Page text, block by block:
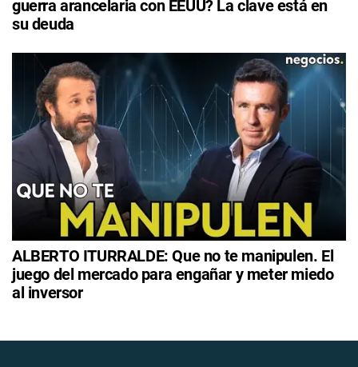
guerra arancelaria con EEUU? La clave está en
su deuda
ALBERTO ITURRALDE: Que no te manipulen. El
juego del mercado para engañar y meter miedo
al inversor